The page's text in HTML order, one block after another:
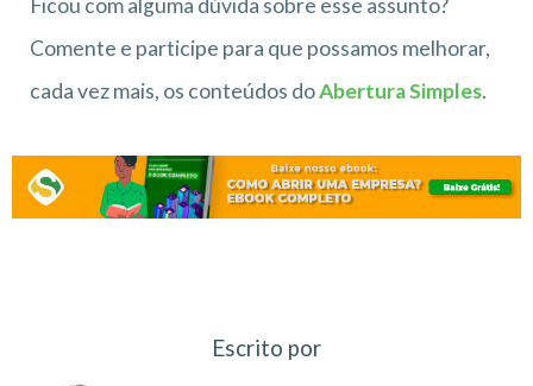
Ficou com alguma dúvida sobre esse assunto?
Comente e participe para que possamos melhorar,
cada vez mais, os conteúdos doAbertura Simples.
Escrito por